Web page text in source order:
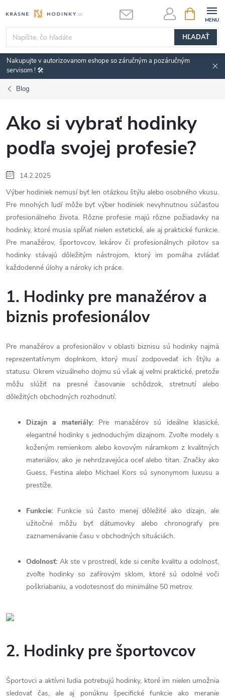
na
obsah
HĽADAŤ
KOŠÍK
Nakupujte v autorizovanom eshope so záručným a pozáručným
servisom ! 🛠️
Blog
Ako si vybrať hodinky
podľa svojej profesie?
14.2.2025
Výber hodiniek nemusí byť len otázkou štýlu alebo osobného vkusu.
Pre mnohých ľudí môže byť výber hodiniek nevyhnutnou súčasťou
profesionálneho života. Rôzne profesie majú rôzne požiadavky na
hodinky, ktoré musia spĺňať nielen estetické, ale aj praktické funkcie.
Pre manažérov, športovcov, lekárov či profesionálnych pilotov sa
hodinky stávajú dôležitým nástrojom, ktorý im pomáha zvládať
každodenné úlohy a nároky ich práce.
1. Hodinky pre manažérov a
biznis profesionálov
Pre manažérov a profesionálov v oblasti biznisu sú hodinky najmä
reprezentatívnym doplnkom, ktorý musí zodpovedať ich štýlu a
statusu. Okrem vizuálneho dojmu sú však aj veľmi praktické, pretože
môžu slúžiť na presné časovanie schôdzok, stretnutí alebo
dôležitých obchodných rozhodnutí.
Dizajn a materiály:Pre manažérov sú ideálne klasické,
elegantné hodinky s jednoduchým dizajnom. Zvoľte modely s
koženým remienkom alebo kovovým náramkom z kvalitných
materiálov, ako je nehrdzavejúca oceľ alebo titan. Značky ako
Guess, Festina alebo Michael Kors sú synonymom luxusu a
prestíže.
Funkcie: Funkcie sú často menej dôležité ako dizajn, ale
užitočné môžu byť dátumovky alebo chronografy pre
zaznamenávanie času v obchodných situáciách.
Odolnosť: Ak ste v prostredí, kde si ceníte kvalitu a odolnosť,
zvoľte hodinky so zafírovým sklom, ktoré sú odolné voči
poškriabaniu, a vodotesnosť do minimálne 50 metrov.
2. Hodinky pre športovcov
Športovci a aktívni ľudia potrebujú hodinky, ktoré im nielen umožnia
sledovať čas, ale aj ponúknu špecifické funkcie ako meranie